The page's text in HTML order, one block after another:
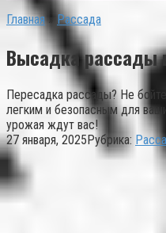
Главная » Рассада
Высадка рассады
Пересадка рассады? Не
легким и безопасным для
урожая ждут вас!
27 января, 2025Рубрика: